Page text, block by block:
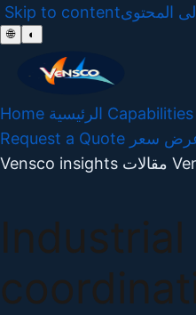
Skip to contentالمحتوى
🌐 ◐
Home الرئيسية Capabilities
Request a Quote سعر
Vensco insights